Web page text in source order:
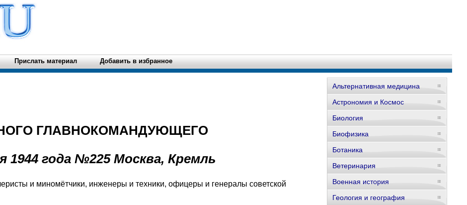
Прислать материал Добавить в избранное
ГЛАВНОКОМАНДУЮЩЕГО
1944 года №225 Москва, Кремль
и миномётчики, инженеры и техники, офицеры и генералы советской
Альтернативная медицина
Астрономия и Космос
Биология
Биофизика
Ботаника
Ветеринария
Военная история
Геология и география